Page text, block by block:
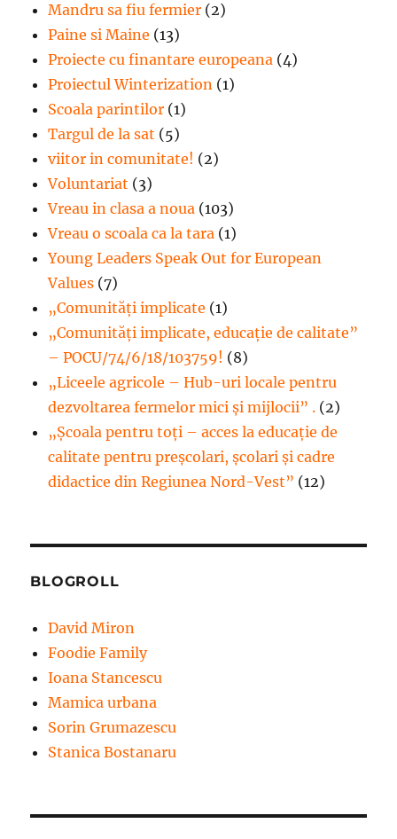
Mandru sa fiu fermier (2)
Paine si Maine (13)
Proiecte cu finantare europeana (4)
Proiectul Winterization (1)
Scoala parintilor (1)
Targul de la sat (5)
viitor in comunitate! (2)
Voluntariat (3)
Vreau in clasa a noua (103)
Vreau o scoala ca la tara (1)
Young Leaders Speak Out for European
Values (7)
„Comunități implicate (1)
„Comunități implicate, educație de calitate”
– POCU/74/6/18/103759! (8)
„Liceele agricole – Hub-uri locale pentru
dezvoltarea fermelor mici şi mijlocii” . (2)
„Școala pentru toți – acces la educație de
calitate pentru preșcolari, școlari și cadre
didactice din Regiunea Nord-Vest” (12)
BLOGROLL
David Miron
Foodie Family
Ioana Stancescu
Mamica urbana
Sorin Grumazescu
Stanica Bostanaru